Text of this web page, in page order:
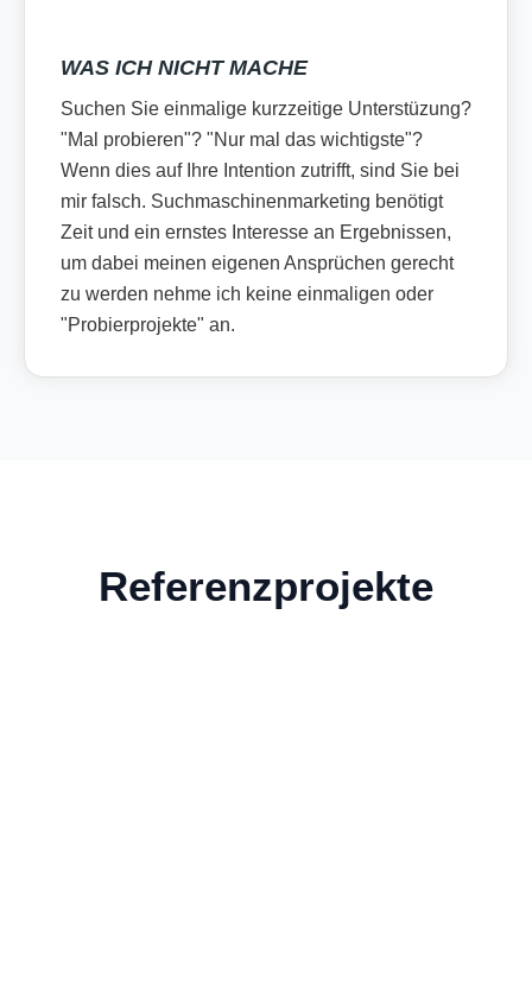
WAS ICH NICHT MACHE
Suchen Sie einmalige kurzzeitige Unterstüzung?
"Mal probieren"? "Nur mal das wichtigste"?
Wenn dies auf Ihre Intention zutrifft, sind Sie bei
mir falsch. Suchmaschinenmarketing benötigt
Zeit und ein ernstes Interesse an Ergebnissen,
um dabei meinen eigenen Ansprüchen gerecht
zu werden nehme ich keine einmaligen oder
"Probierprojekte" an.
Referenzprojekte